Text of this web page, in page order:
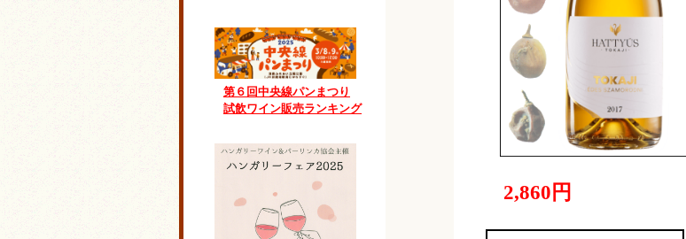
第６回中央線パンまつり
試飲ワイン販売ランキング
2,860円